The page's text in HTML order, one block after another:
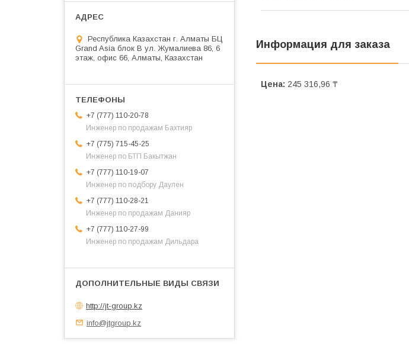
Информация для заказа
Цена: 245 316,96 ₸
Республика Казахстан г. Алматы БЦ
Grand Asia блок B ул. Жумалиева 86, 6
этаж, офис 66, Алматы, Казахстан
+7 (777) 110-20-78
Инженер по продажам Бахтияр
+7 (775) 715-45-25
Инженер по БТП Бакытжан
+7 (777) 110-19-07
Инженер по подбору Даулен
+7 (777) 110-28-21
Инженер по продажам Данияр
+7 (777) 110-27-99
Инженер по продажам Дильдара
http://jt-group.kz
info@jtgroup.kz